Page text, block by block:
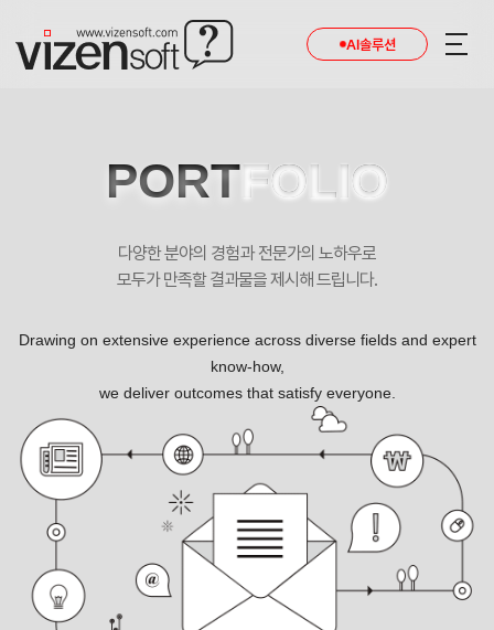
AI솔루션
이음외과 반응형 외과 홈페이지제작 포트폴리오
PORTFOLIO
다양한 분야의 경험과 전문가의 노하우로
모두가 만족할 결과물을 제시해 드립니다.
Drawing on extensive experience across diverse fields and expert
know-how,
we deliver outcomes that satisfy everyone.